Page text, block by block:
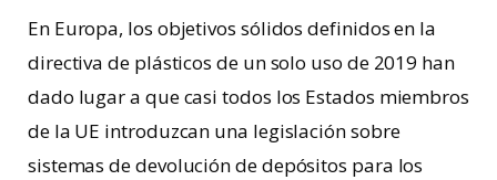
En Europa, los objetivos sólidos definidos en la
directiva de plásticos de un solo uso de 2019 han
dado lugar a que casi todos los Estados miembros
de la UE introduzcan una legislación sobre
sistemas de devolución de depósitos para los